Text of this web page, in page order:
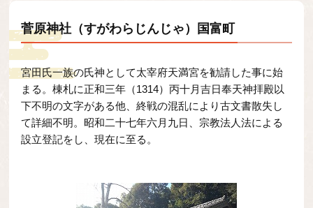
菅原神社（すがわらじんじゃ）国富町
宮田氏一族の氏神として太宰府天満宮を勧請した事に始
まる。棟札に正和三年（1314）丙十月吉日奉天神拝殿以
下不明の文字がある他、終戦の混乱により古文書散失し
て詳細不明。昭和二十七年六月九日、宗教法人法による
設立登記をし、現在に至る。